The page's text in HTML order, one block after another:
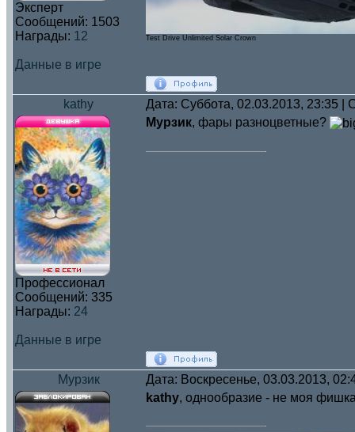
Эксперт
Сообщений: 1503
Награды: 12
Данные в игре
Test Drive Unlimited Solar Crown
kathy Дата: Суббота, 02.03.2013, 23:35
Профессионал
Сообщений: 335
Награды: 24
Данные в игре
Мурзик, фары разноцветные?
Мурзик Дата: Воскресенье, 03.03.2013,
kathy, однообразие - не моя